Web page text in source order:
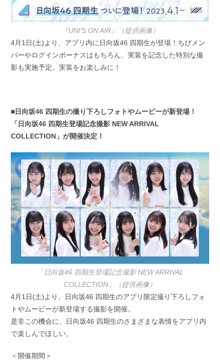
『UNI’S ON AIR』（提供画像）
4月1日(土)より、アプリ内に日向坂46 四期生が登場！ちびメン
バーやログインボーナスはもちろん、実装を記念した特別な撮
影も実施予定。実装をお楽しみに！
■日向坂46 四期生の撮り下ろしフォトやムービーが新登場！
「日向坂46 四期生登場記念撮影 NEW ARRIVAL
COLLECTION」が開催決定！
「日向坂46 四期生登場記念撮影 NEW ARRIVAL
COLLECTION」（提供画像）
4月1日(土)より、日向坂46 四期生のアプリ限定撮り下ろしフォ
トやムービーが新登場する撮影を開催。
是非この機会に、日向坂46 四期生のさまざまな表情をアプリ内
で楽しんでほしい。
＜開催期間＞